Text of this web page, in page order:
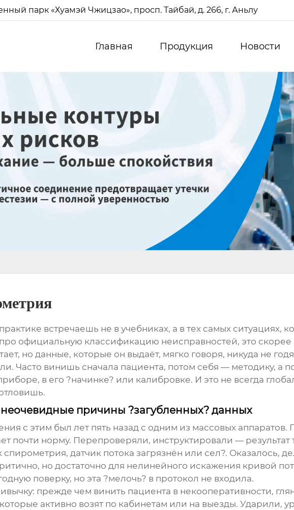
парк «Хуамэй Чжицзао», просп. Тайбай, д. 266, г. Аньлу
Главная Продукция Новости
встречаешь не в учебниках, а в тех самых ситуациях,
официальную классификацию неисправностей, это скорее
но данные, которые он выдаёт, мягко говоря, никуда не
Часто винишь сначала пациента, потом себя — методику, а
в его ?начинке? или калибровке. И это не всегда
неочевидные причины ?загубленных? данных
с этим был лет пять назад с одним из массовых
почти норму. Перепроверяли, инструктировали — результат
спирометрия, датчик потока загрязнён или сел?. Оказалось,
но достаточно для нелинейного искажения кривой
поверку, но эта ?мелочь? в протокол не входила.
прежде чем винить пациента в некооперативности,
активно возят по кабинетам или на выезды. Ударили,